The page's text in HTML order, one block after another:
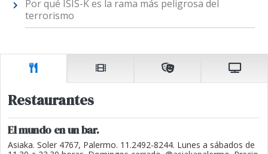
Por qué ISIS-K es la rama más peligrosa del
terrorismo
Restaurantes
El mundo en un bar.
Asiaka. Soler 4767, Palermo. 11.2492-8244. Lunes a sábados de